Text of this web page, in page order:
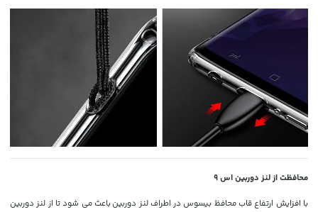
محافظت از لنز دوربین اس 9
با افزایش ارتفاع قاب محافظ بیسوس در اطراف لنز دوربین باعث می شود تا از لنز دوربین